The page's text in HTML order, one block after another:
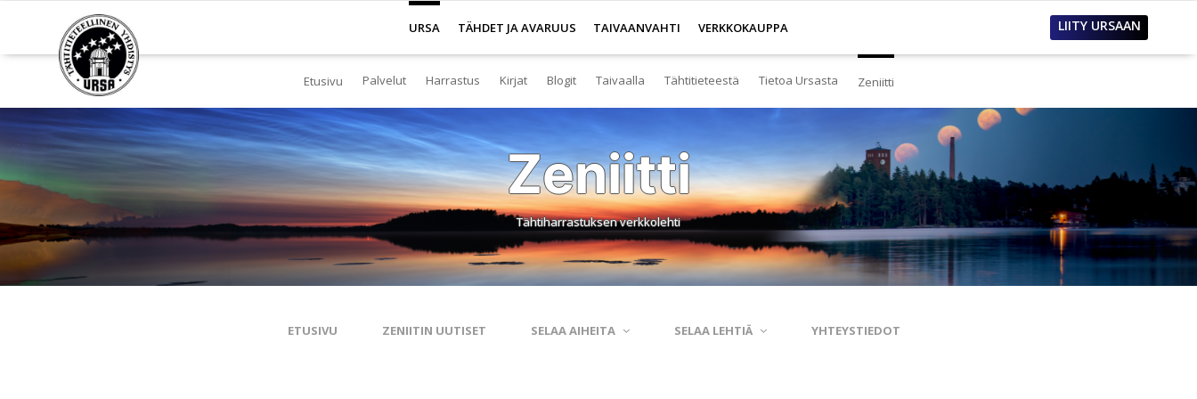
URSA TÄHDET JA AVARUUS TAIVAANVAHTI VERKKOKAUPPA LIITY URSAAN
Etusivu
Jäsenyys
Yleistä Ursan palveluista
Toimisto
Kirjasto
Planetaario
Palvelut
Yleistä harrastuksesta
Nuorisotoiminta
Tähtitornit
Harrastusryhmät
Harrastusjulkaisut
Harrastus
Kaukoputkikauppa
Kirjat
Tuoreimmat
Kosmokseen kirjoitettua
Terveisiä kiertoradalta
Kraatterin reunalta
Eksoplaneetta hukassa
Blogit
Tähtitaivas
Tähtikartta
Tähtikartta classic
Havaintopaikat
Taivaan havaitseminen
Taivaalla
Usein kysyttyä
Aurinkokuntamalli
Aurinkokelloveistos
Tietokantoja ja sanastoja
Tähtitieteestä
Yleistä Ursasta
Hallinto
Talous
Avoimet työpaikat
Esitteet ja raportit
Tietoa Ursasta Zeniitti
Zeniitti
Tähtiharrastuksen verkkolehti
ETUSIVU ZENIITIN UUTISET SELAA AIHEITA SELAA LEHTIÄ YHTEYSTIEDOT